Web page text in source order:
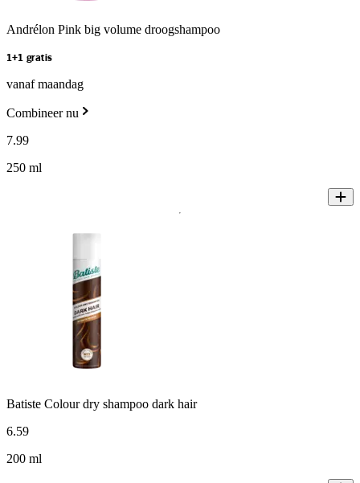
Andrélon Pink big volume droogshampoo
1+1 gratis
vanaf maandag
Combineer nu
7.99
250 ml
Batiste Colour dry shampoo dark hair
6.59
200 ml